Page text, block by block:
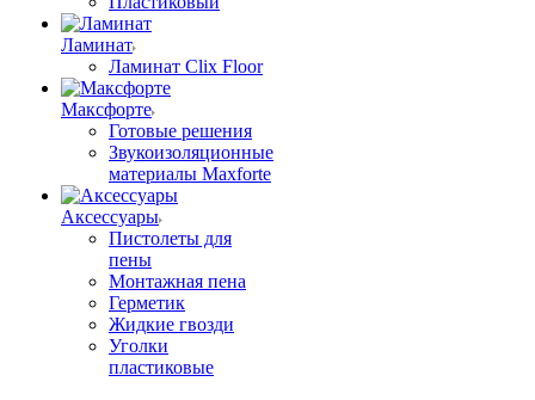
Ламинат
Ламинат Clix Floor
Максфорте
Готовые решения
Звукоизоляционные
материалы Maxforte
Аксессуары
Пистолеты для
пены
Монтажная пена
Герметик
Жидкие гвозди
Уголки
пластиковые